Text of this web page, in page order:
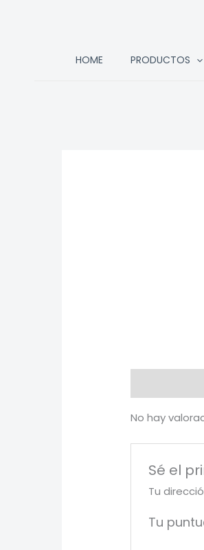
HOME PRODUCTOS
No hay
Sé el
Tu
Tu